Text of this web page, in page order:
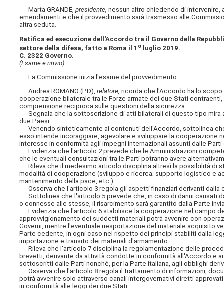
Marta GRANDE,presidente,nessun altro chiedendo di
emendamenti e che il provvedimento sarà trasmesso alle
altra seduta.
Ratifica ed esecuzione dell'Accordo tra il Governo della
settore della difesa, fatto a Roma il 1 o luglio 2019.
C. 2322 Governo.
(Esame e rinvio).
La Commissione inizia l'esame del provvedimento.
Andrea ROMANO (PD),relatore,ricorda che l'Accordo ha lo
cooperazione bilaterale tra le Forze armate dei due Stati
comprensione reciproca sulle questioni della sicurezza.
Segnala che la sottoscrizione di atti bilaterali di questo tipo
due Paesi.
Venendo sinteticamente ai contenuti dell'Accordo, sottolinea
esso intende incoraggiare, agevolare e sviluppare la
interesse in conformità agli impegni internazionali assunti dalle
Evidenzia che l'articolo 2 prevede che le Amministrazioni
che le eventuali consultazioni tra le Parti potranno avere
Rileva che il medesimo articolo disciplina altresì la possibilità di
modalità di cooperazione (sviluppo e ricerca; supporto logistico e
mantenimento della pace, etc.).
Osserva che l'articolo 3 regola gli aspetti finanziari derivanti
Sottolinea che l'articolo 5 prevede che, in caso di danni causati
o connesse alle stesse, il risarcimento sarà garantito dalla Parte
Evidenzia che l'articolo 6 stabilisce la cooperazione nel campo
approvvigionamento dei suddetti materiali potrà avvenire con
Governi, mentre l'eventuale riesportazione del materiale acquisito
Parte cedente, in ogni caso nel rispetto dei princìpi stabiliti dalla
importazione e transito dei materiali d'armamento.
Rileva che l'articolo 7 disciplina la regolamentazione delle
brevetti, derivante da attività condotte in conformità all'Accordo e
sottoscritti dalle Parti nonché, per la Parte italiana, agli obblighi
Osserva che l'articolo 8 regola il trattamento di informazioni,
potrà avvenire solo attraverso canali intergovernativi diretti
in conformità alle leggi dei due Stati.